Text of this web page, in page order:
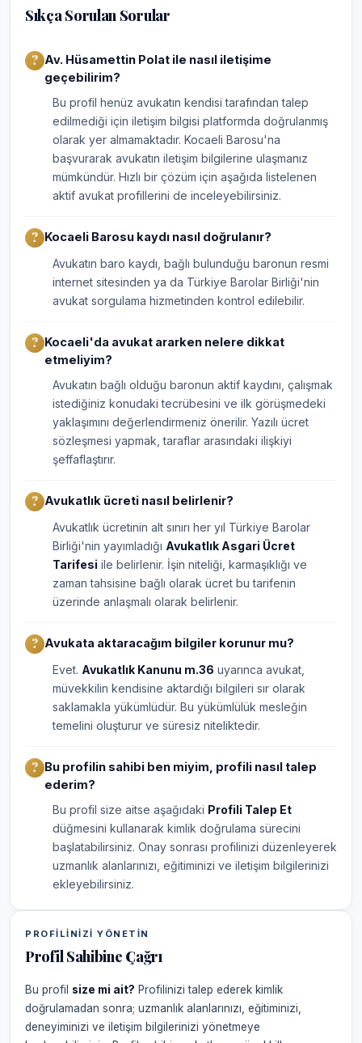
Sıkça Sorulan Sorular
Av. Hüsamettin Polat ile nasıl iletişime
geçebilirim?
Bu profil henüz avukatın kendisi tarafından talep
edilmediği için iletişim bilgisi platformda doğrulanmış
olarak yer almamaktadır. Kocaeli Barosu'na
başvurarak avukatın iletişim bilgilerine ulaşmanız
mümkündür. Hızlı bir çözüm için aşağıda listelenen
aktif avukat profillerini de inceleyebilirsiniz.
Kocaeli Barosu kaydı nasıl doğrulanır?
Avukatın baro kaydı, bağlı bulunduğu baronun resmi
internet sitesinden ya da Türkiye Barolar Birliği'nin
avukat sorgulama hizmetinden kontrol edilebilir.
Kocaeli'da avukat ararken nelere dikkat
etmeliyim?
Avukatın bağlı olduğu baronun aktif kaydını, çalışmak
istediğiniz konudaki tecrübesini ve ilk görüşmedeki
yaklaşımını değerlendirmeniz önerilir. Yazılı ücret
sözleşmesi yapmak, taraflar arasındaki ilişkiyi
şeffaflaştırır.
Avukatlık ücreti nasıl belirlenir?
Avukatlık ücretinin alt sınırı her yıl Türkiye Barolar
Birliği'nin yayımladığı Avukatlık Asgari Ücret
Tarifesi ile belirlenir. İşin niteliği, karmaşıklığı ve
zaman tahsisine bağlı olarak ücret bu tarifenin
üzerinde anlaşmalı olarak belirlenir.
Avukata aktaracağım bilgiler korunur mu?
Evet. Avukatlık Kanunu m.36 uyarınca avukat,
müvekkilin kendisine aktardığı bilgileri sır olarak
saklamakla yükümlüdür. Bu yükümlülük mesleğin
temelini oluşturur ve süresiz niteliktedir.
Bu profilin sahibi ben miyim, profili nasıl talep
ederim?
Bu profil size aitse aşağıdaki Profili Talep Et
düğmesini kullanarak kimlik doğrulama sürecini
başlatabilirsiniz. Onay sonrası profilinizi düzenleyerek
uzmanlık alanlarınızı, eğitiminizi ve iletişim bilgilerinizi
ekleyebilirsiniz.
PROFILINIZI YÖNETIN
Profil Sahibine Çağrı
Bu profil size mi ait? Profilinizi talep ederek kimlik
doğrulamadan sonra; uzmanlık alanlarınızı, eğitiminizi,
deneyiminizi ve iletişim bilgilerinizi yönetmeye